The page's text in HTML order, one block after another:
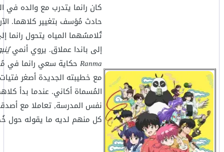
كان رانما يتدرب مع والده
حادث مُؤسف بتغيير كلاهما.
تُلامسُهما المياه يتحول رانما
إلى باندا عملاق. يروي أنمي
Ranma حكاية سعي رانما في
مع خطيبته الجديدة أصغر
المُسماة أكاني. عندما بدأ
نفس المدرسة, تعاملا مع
كل منهم لديه ما يقوله حول